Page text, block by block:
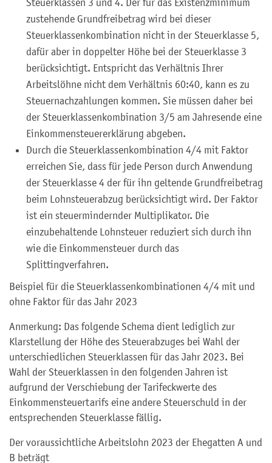
Steuerklassen 3 und 4. Der für das Existenzminimum
zustehende Grundfreibetrag wird bei dieser
Steuerklassenkombination nicht in der Steuerklasse 5,
dafür aber in doppelter Höhe bei der Steuerklasse 3
berücksichtigt. Entspricht das Verhältnis Ihrer
Arbeitslöhne nicht dem Verhältnis 60:40, kann es zu
Steuernachzahlungen kommen. Sie müssen daher bei
der Steuerklassenkombination 3/5 am Jahresende eine
Einkommensteuererklärung abgeben.
Durch die Steuerklassenkombination 4/4 mit Faktor
erreichen Sie, dass für jede Person durch Anwendung
der Steuerklasse 4 der für ihn geltende Grundfreibetrag
beim Lohnsteuerabzug berücksichtigt wird. Der Faktor
ist ein steuermindernder Multiplikator. Die
einzubehaltende Lohnsteuer reduziert sich durch ihn
wie die Einkommensteuer durch das
Splittingverfahren.
Beispiel für die Steuerklassenkombinationen 4/4 mit und
ohne Faktor für das Jahr 2023
Anmerkung: Das folgende Schema dient lediglich zur
Klarstellung der Höhe des Steuerabzuges bei Wahl der
unterschiedlichen Steuerklassen für das Jahr 2023. Bei
Wahl der Steuerklassen in den folgenden Jahren ist
aufgrund der Verschiebung der Tarifeckwerte des
Einkommensteuertarifs eine andere Steuerschuld in der
entsprechenden Steuerklasse fällig.
Der voraussichtliche Arbeitslohn 2023 der Ehegatten A und
B beträgt